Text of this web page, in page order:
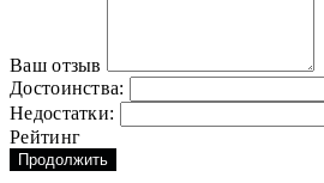
Ваш отзыв
Достоинства:
Недостатки:
Рейтинг
Продолжить